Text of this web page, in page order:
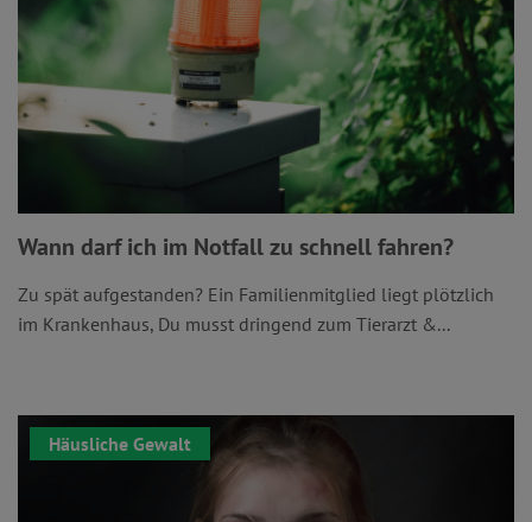
Wann darf ich im Notfall zu schnell fahren?
Zu spät aufgestanden? Ein Familienmitglied liegt plötzlich
im Krankenhaus, Du musst dringend zum Tierarzt &...
Häusliche Gewalt